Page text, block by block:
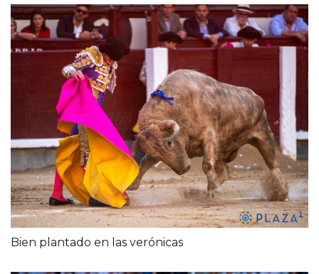
Bien plantado en las verónicas